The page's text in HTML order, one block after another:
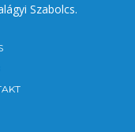
Szabolcs.